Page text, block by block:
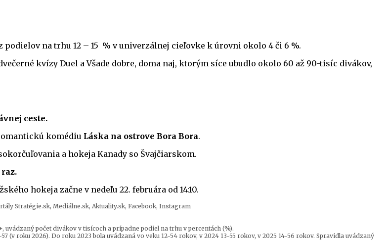
na trhu 12 – 15 % v univerzálnej cieľovke k úrovni okolo 4 či 6 %.
kvízy Duel a Všade dobre, doma naj, ktorým síce ubudlo okolo 60 až 90-tisíc divákov,
ceste.
komédiu Láska na ostrove Bora Bora.
a hokeja Kanady so Švajčiarskom.
hokeja začne v nedeľu 22. februára od 14:10.
Stratégie.sk, Mediálne.sk, Aktuality.sk, Facebook, Instagram
počet divákov v tisícoch a prípadne podiel na trhu v percentách (%).
roku 2026). Do roku 2023 bola uvádzaná vo veku 12-54 rokov, v 2024 13-55 rokov, v 2025 14-56 rokov. Spravidla uvádzaný